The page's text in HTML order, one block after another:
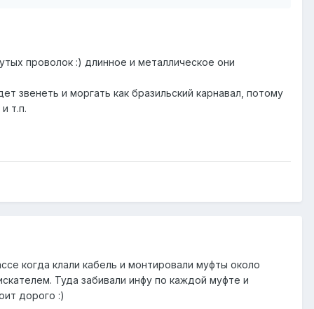
проволок :) длинное и металлическое они
звенеть и моргать как бразильский карнавал, потому
т.п.
когда клали кабель и монтировали муфты около
Туда забивали инфу по каждой муфте и
дорого :)